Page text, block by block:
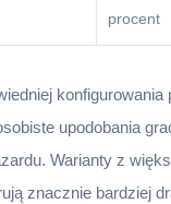
procent
konfigurowania
upodobania
Warianty z
znacznie bardziej